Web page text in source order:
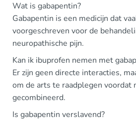
Wat is gabapentin?
Gabapentin is een medicijn dat
voorgeschreven voor de
neuropathische pijn.
Kan ik ibuprofen nemen met
Er zijn geen directe interacties,
om de arts te raadplegen voordat
gecombineerd.
Is gabapentin verslavend?